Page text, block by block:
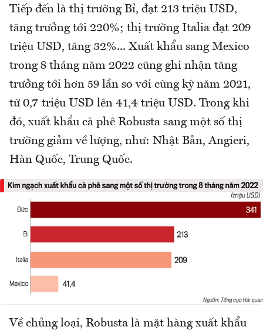
Tiếp đến là thị trường Bỉ, đạt 213 triệu USD,
tăng trưởng tới 220%; thị trường Italia đạt 209
triệu USD, tăng 32%... Xuất khẩu sang Mexico
trong 8 tháng năm 2022 cũng ghi nhận tăng
trưởng tới hơn 59 lần so với cùng kỳ năm 2021,
từ 0,7 triệu USD lên 41,4 triệu USD. Trong khi
đó, xuất khẩu cà phê Robusta sang một số thị
trường giảm về lượng, như: Nhật Bản, Angieri,
Hàn Quốc, Trung Quốc.
Về chủng loại, Robusta là mặt hàng xuất khẩu